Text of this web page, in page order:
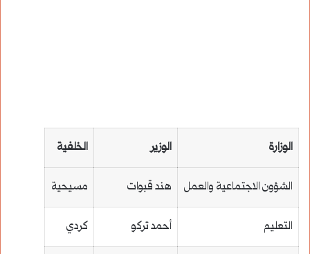
الوزارة الوزير الخلفية
الشؤون الاجتماعية والعمل هند قبوات مسيحية
التعليم أحمد تركو كردي